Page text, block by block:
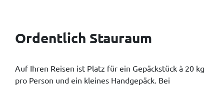
Ordentlich Stauraum
Auf Ihren Reisen ist Platz für ein Gepäckstück à 20 kg
pro Person und ein kleines Handgepäck. Bei